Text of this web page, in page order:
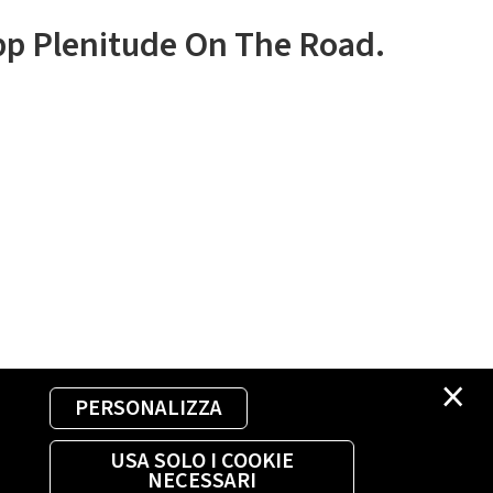
×
PERSONALIZZA
USA SOLO I COOKIE
NECESSARI
Plenitude On The Road.